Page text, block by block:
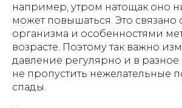
например, утром натощак оно
может повышаться. Это
организма и особенностями
возрасте. Поэтому так важно
давление регулярно и в разное
не пропустить нежелательные
спады.
Внимание!
Информация,
представленная в данной статье, носит
исключительно ознакомительный
характер и не может заменить
профессиональную медицинскую
консультацию, диагностику или
лечение. Перед использованием
любых рекомендаций, упомянутых в
статье методов лечения, препаратов